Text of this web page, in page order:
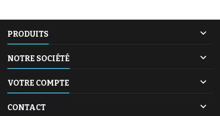
PRODUITS 
NOTRE SOCIÉTÉ 
VOTRE COMPTE 
CONTACT 